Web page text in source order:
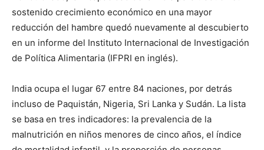
sostenido crecimiento económico en una mayor
reducción del hambre quedó nuevamente al descubierto
en un informe del Instituto Internacional de Investigación
de Política Alimentaria (IFPRI en inglés).
India ocupa el lugar 67 entre 84 naciones, por detrás
incluso de Paquistán, Nigeria, Sri Lanka y Sudán. La lista
se basa en tres indicadores: la prevalencia de la
malnutrición en niños menores de cinco años, el índice